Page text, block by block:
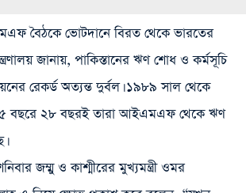
বৈঠকে ভোটদানে বিরত থেকে ভারতের
জানায়, পাকিস্তানের ঋণ শোধ ও কর্মসূচি
রেকর্ড অত্যন্ত দুর্বল। ১৯৮৯ সাল থেকে
বছরে ২৮ বছরই তারা আইএমএফ থেকে ঋণ
জম্মু ও কাশ্মীরের মুখ্যমন্ত্রী ওমর